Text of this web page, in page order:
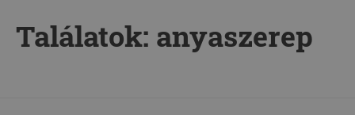
Találatok: anyaszerep